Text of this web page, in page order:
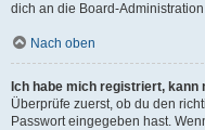
dich an die Board-
Nach oben
Ich habe mich registriert, kann
Überprüfe zuerst, ob du den
Passwort eingegeben hast.